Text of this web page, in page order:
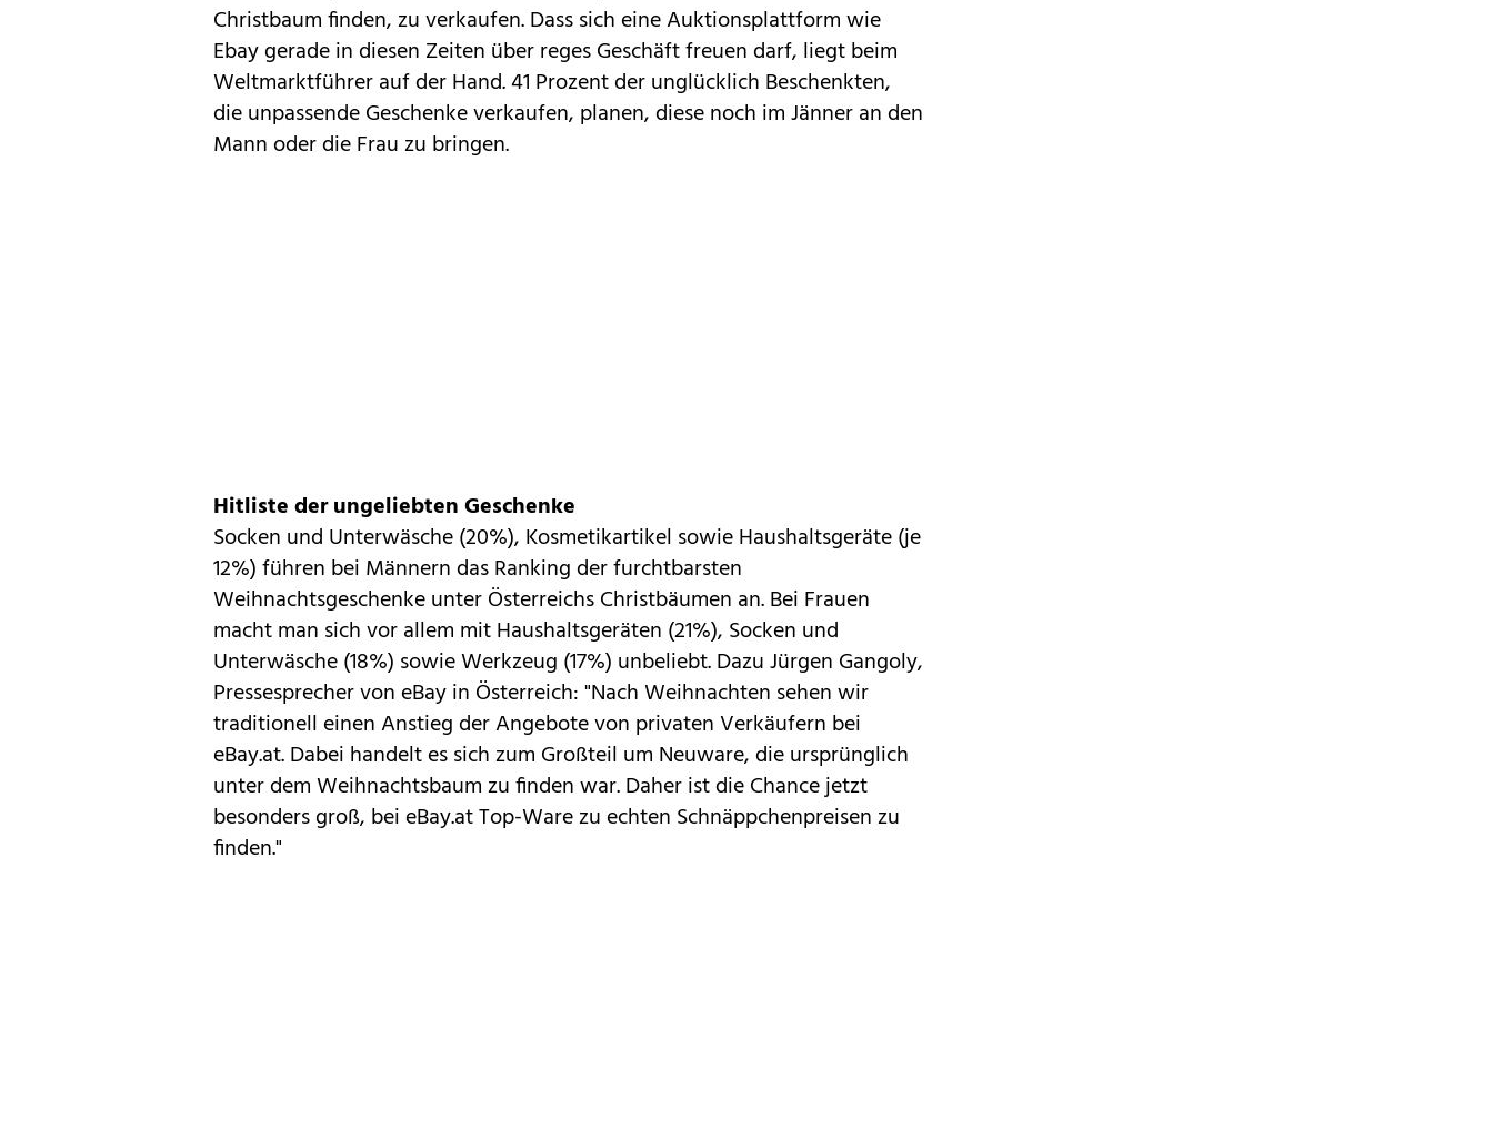
Christbaum finden, zu verkaufen. Dass sich eine Auktionsplattform wie
Ebay gerade in diesen Zeiten über reges Geschäft freuen darf, liegt beim
Weltmarktführer auf der Hand. 41 Prozent der unglücklich Beschenkten,
die unpassende Geschenke verkaufen, planen, diese noch im Jänner an den
Mann oder die Frau zu bringen.
Hitliste der ungeliebten Geschenke
Socken und Unterwäsche (20%), Kosmetikartikel sowie Haushaltsgeräte (je
12%) führen bei Männern das Ranking der furchtbarsten
Weihnachtsgeschenke unter Österreichs Christbäumen an. Bei Frauen
macht man sich vor allem mit Haushaltsgeräten (21%), Socken und
Unterwäsche (18%) sowie Werkzeug (17%) unbeliebt. Dazu Jürgen Gangoly,
Pressesprecher von eBay in Österreich: "Nach Weihnachten sehen wir
traditionell einen Anstieg der Angebote von privaten Verkäufern bei
eBay.at. Dabei handelt es sich zum Großteil um Neuware, die ursprünglich
unter dem Weihnachtsbaum zu finden war. Daher ist die Chance jetzt
besonders groß, bei eBay.at Top-Ware zu echten Schnäppchenpreisen zu
finden."